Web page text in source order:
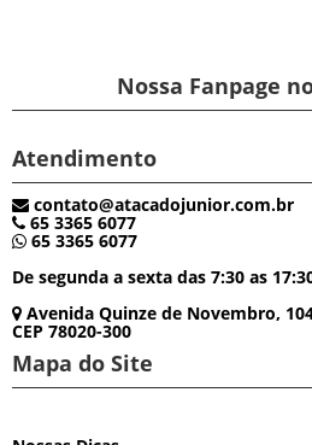
Nossa Fanpage
Atendimento
contato@atacadojunior.com.br
65 3365 6077
65 3365 6077
De segunda a sexta das 7:30 as
Avenida Quinze de Novembro,
CEP 78020-300
Mapa do Site